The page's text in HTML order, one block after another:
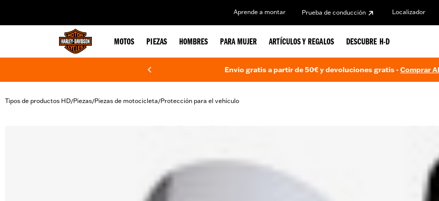
Aprende a montar Prueba de conducción Localizador
MOTOS PIEZAS HOMBRES PARA MUJER ARTÍCULOS Y REGALOS DESCUBRE H-D
Envío gratis a partir de 50€ y devoluciones gratis -Comprar
Tipos de productos HD/Piezas/Piezas de motocicleta/Protección para el vehículo